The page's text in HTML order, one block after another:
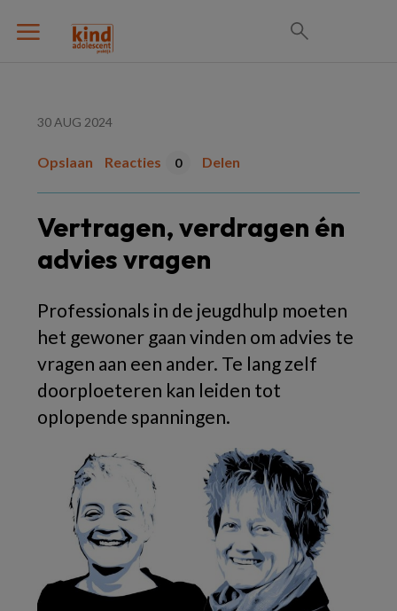
30 AUG 2024
Opslaan Reacties 0 Delen
Vertragen, verdragen én
advies vragen
Professionals in de jeugdhulp moeten
het gewoner gaan vinden om advies te
vragen aan een ander. Te lang zelf
doorploeteren kan leiden tot
oplopende spanningen.